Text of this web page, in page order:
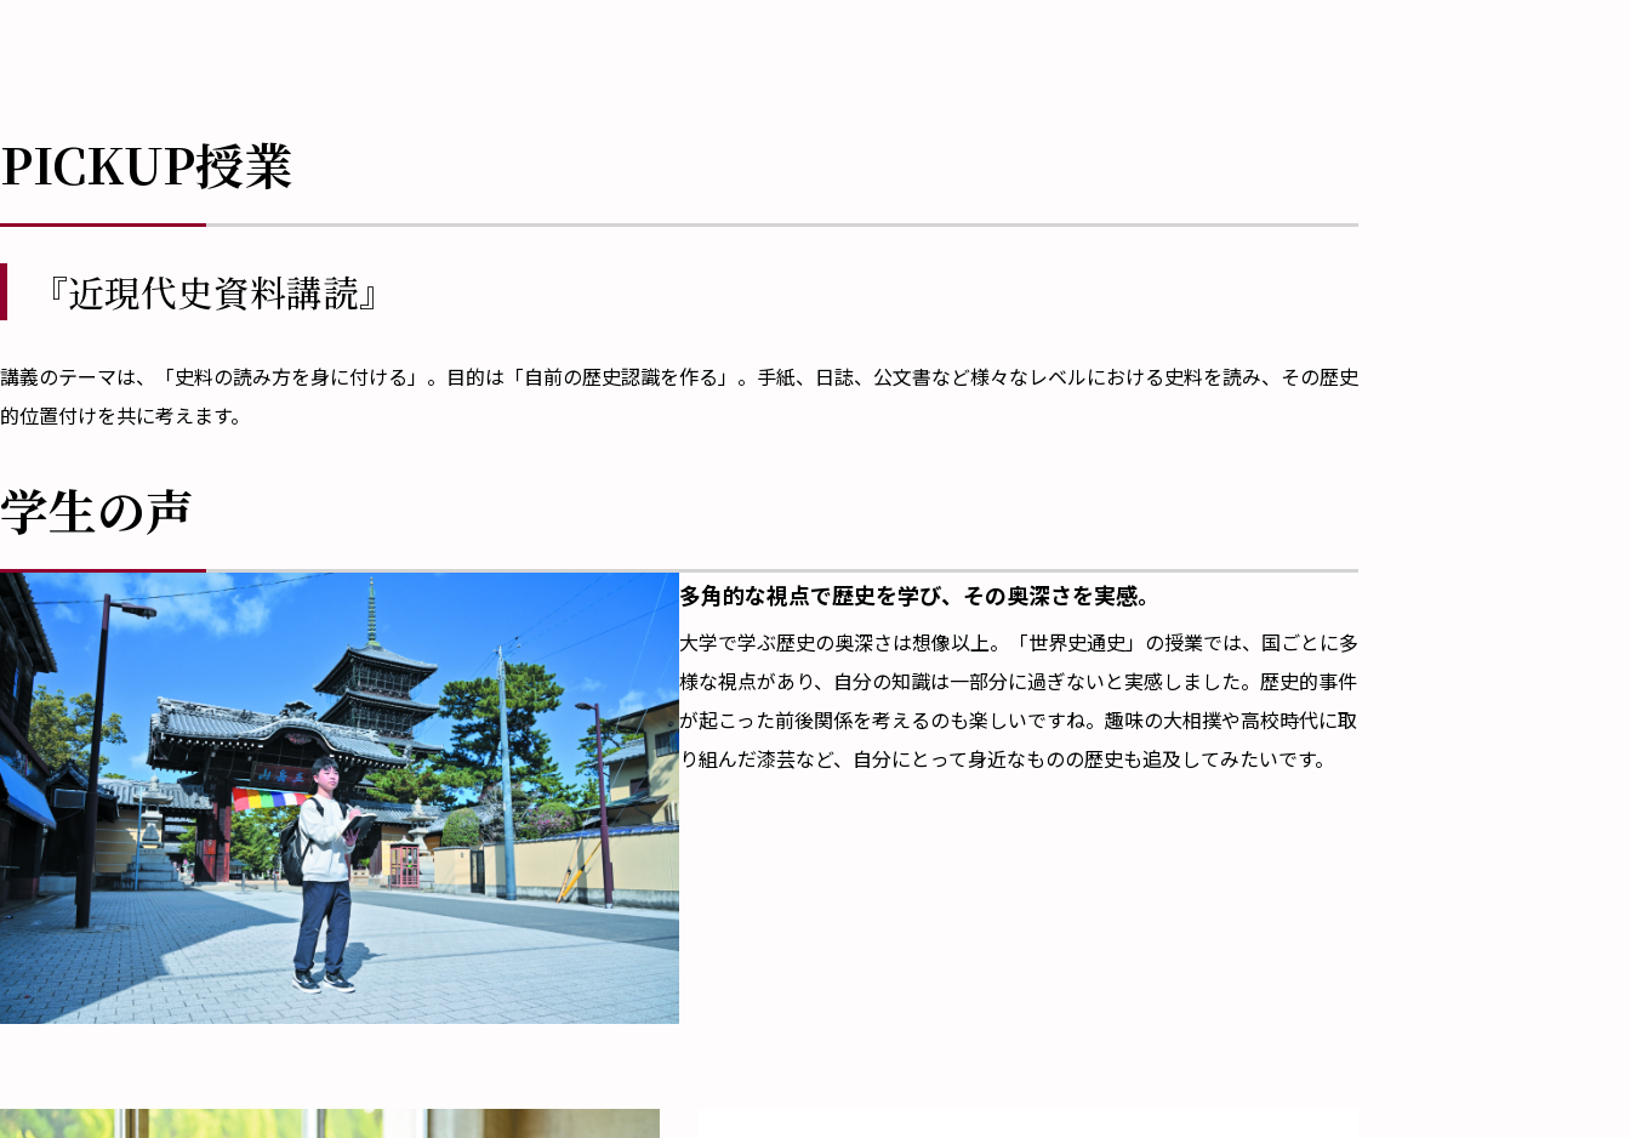
PICKUP授業
『近現代史資料講読』
講義のテーマは、「史料の読み方を身に付ける」。目的は「自前の歴史認識を作る」。手紙、日誌、公文書など様々なレベルにおける史料を読み、その歴史
的位置付けを共に考えます。
学生の声
多角的な視点で歴史を学び、その奥深さを実感。
大学で学ぶ歴史の奥深さは想像以上。「世界史通史」の授業では、国ごとに多
様な視点があり、自分の知識は一部分に過ぎないと実感しました。歴史的事件
が起こった前後関係を考えるのも楽しいですね。趣味の大相撲や高校時代に取
り組んだ漆芸など、自分にとって身近なものの歴史も追及してみたいです。